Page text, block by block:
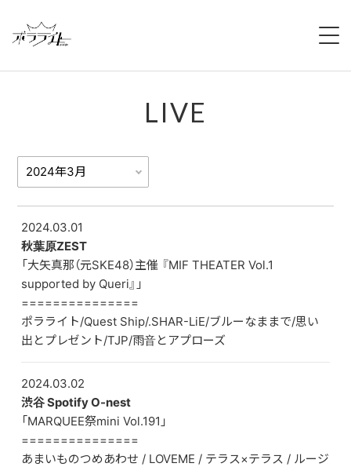
NEWS
MEMBERS
CAMPAIGN
YOUTUBE
CONTACT
FANLETTER
LIVE
2024.03.01
秋葉原ZEST
「大矢真那（元SKE48）主催 『MIF THEATER Vol.1
supported by Queri』」
===============
ポラライト/Quest Ship/.SHAR-LiE/ブルーなままで/思い
出とプレゼント/TJP/雨音とアプローズ
2024.03.02
渋谷 Spotify O-nest
「MARQUEE祭mini Vol.191」
===============
あまいものつめあわせ / LOVEME / テラス×テラス / ルージ